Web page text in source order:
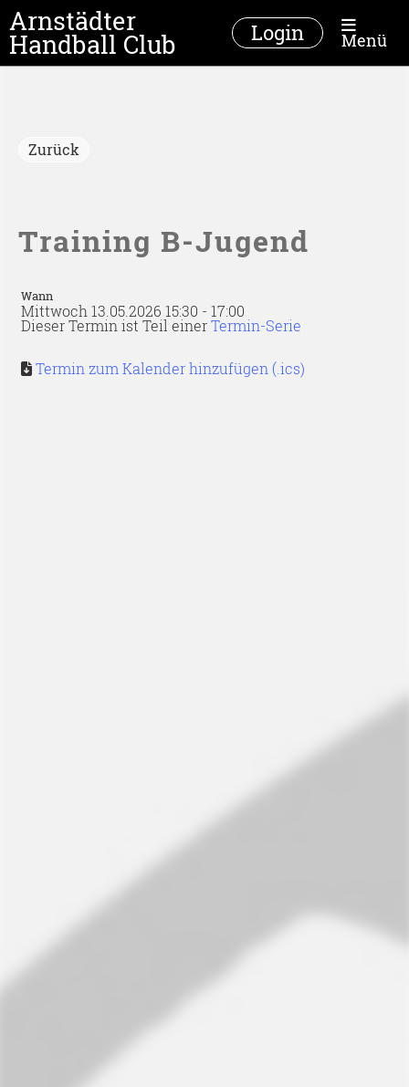
Arnstädter
Handball Club Login Menü
Zurück
Training B-Jugend
Wann
Mittwoch 13.05.2026 15:30 - 17:00
Dieser Termin ist Teil einerTermin-Serie
Termin zum Kalender hinzufügen (.ics)